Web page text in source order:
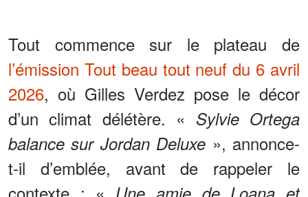
Tout commence sur le plateau de
l’émission Tout beau tout neuf du 6 avril
2026, où Gilles Verdez pose le décor
d’un climat délétère. « Sylvie Ortega
balance sur Jordan Deluxe », annonce-
t-il d’emblée, avant de rappeler le